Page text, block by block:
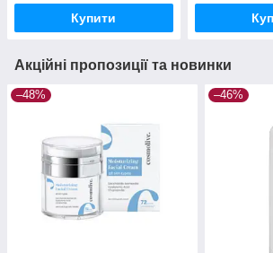
Купити
Акційні пропозиції та новинки
–48% –46%